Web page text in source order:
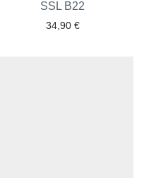
SSL B22
34,90 €